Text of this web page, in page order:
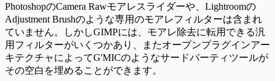
PhotoshopのCamera Rawモアレスライダーや、Lightroomの
Adjustment Brushのような専用のモアレフィルターは含まれ
ていません。しかしGIMPには、モアレ除去に転用できる汎
用フィルターがいくつかあり、またオープンプラグインアー
キテクチャによってG'MICのようなサードパーティツールが
その空白を埋めることができます。